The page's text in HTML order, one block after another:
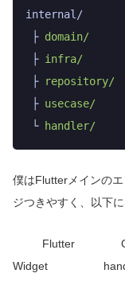
internal/
├ domain/
├ infra/
├ repository/
├ usecase/
└ handler/
僕はFlutterメインの
ジつきやすく、以下に
Flutter
Widget